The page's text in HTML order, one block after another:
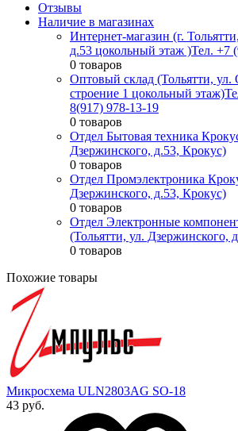
Отзывы
Наличие в магазинах
Интернет-магазин (г.
д.53 цокольный этаж )Тел. +7
0 товаров
Оптовый склад (Тольятти,
строение 1 цокольный этаж)
8(917) 978-13-19
0 товаров
Отдел Бытовая техника
Дзержинского, д.53, Крокус)
0 товаров
Отдел Промэлектроника
Дзержинского, д.53, Крокус)
0 товаров
Отдел Электронные
(Тольятти, ул. Дзержинского,
0 товаров
Похожие товары
Микросхема ULN2803AG SO-18
43 руб.